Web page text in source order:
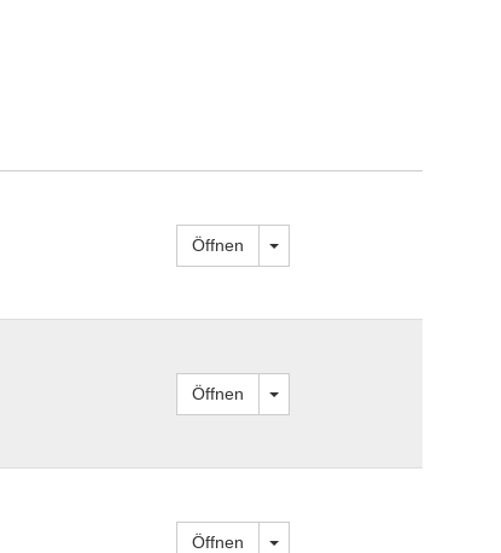
Öffnen Dropdown öffnen
Öffnen Dropdown öffnen
Öffnen Dropdown öffnen